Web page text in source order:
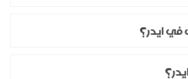
ايدر؟